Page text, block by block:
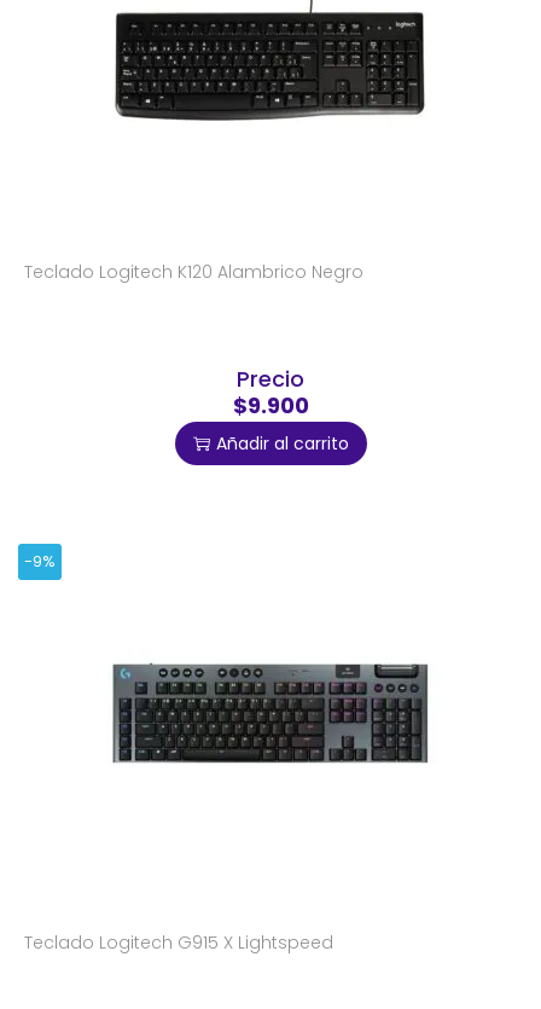
Teclado Logitech K120 Alambrico Negro
Precio
$9.900
Añadir al carrito
-9%
Teclado Logitech G915 X Lightspeed